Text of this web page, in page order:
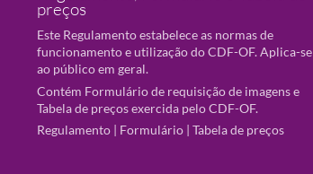
preços
Este Regulamento estabelece as normas de
funcionamento e utilização do CDF-OF. Aplica-se
ao público em geral.
Contém Formulário de requisição de imagens e
Tabela de preços exercida pelo CDF-OF.
Regulamento | Formulário | Tabela de preços